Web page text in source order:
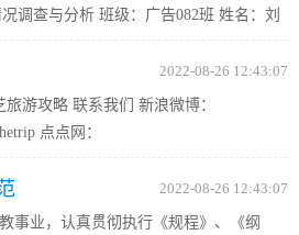
调查与分析 班级：广告082班 姓名：刘
二、调研的主要项目 三、...2022-08-26 12:43:07
游攻略 联系我们 新浪微博：
点点网：
人人小站：
201...
2022-08-26 12:43:07
事业，认真贯彻执行《规程》、《纲